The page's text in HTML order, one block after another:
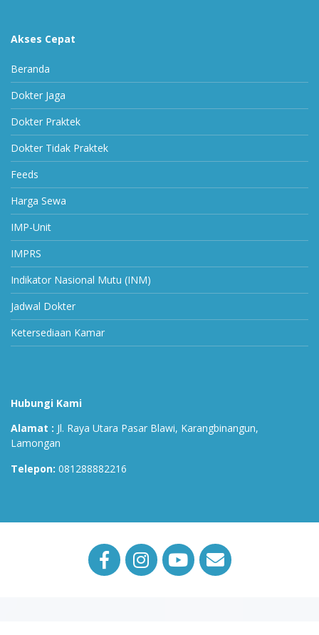
Akses Cepat
Beranda
Dokter Jaga
Dokter Praktek
Dokter Tidak Praktek
Feeds
Harga Sewa
IMP-Unit
IMPRS
Indikator Nasional Mutu (INM)
Jadwal Dokter
Ketersediaan Kamar
Hubungi Kami
Alamat : Jl. Raya Utara Pasar Blawi, Karangbinangun,
Lamongan
Telepon: 081288882216